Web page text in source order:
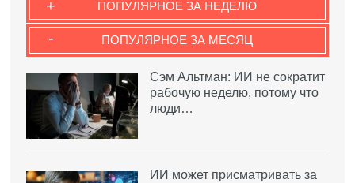
ПОПУЛЯРНОЕ ЗА НЕДЕЛЮ
+
ПОПУЛЯРНОЕ ЗА МЕСЯЦ
-
Сэм Альтман: ИИ не сократит
рабочую неделю, потому что
люди…
ИИ может присматривать за